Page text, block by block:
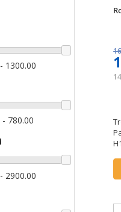
1300.00
- 780.00
2900.00